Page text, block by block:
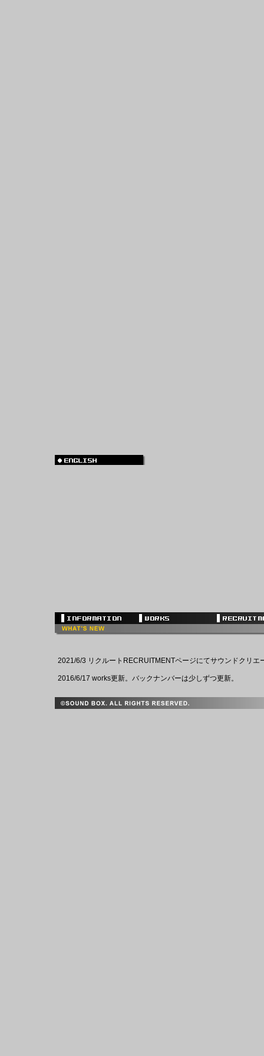
2021/6/3 リクルートRECRUITMENTページにてサウンドクリエ
2016/6/17 works更新。バックナンバーは少しずつ更新。